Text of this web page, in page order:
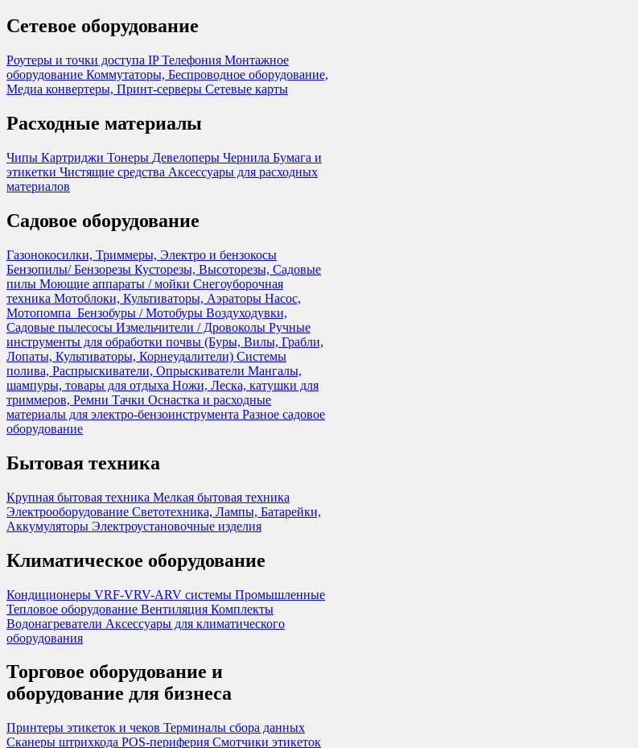
Сетевое оборудование
Роутеры и точки доступа IP Телефония Монтажное
оборудование Коммутаторы, Беспроводное оборудование,
Медиа конвертеры, Принт-серверы Сетевые карты
Расходные материалы
Чипы Картриджи Тонеры Девелоперы Чернила Бумага и
этикетки Чистящие средства Аксессуары для расходных
материалов
Садовое оборудование
Газонокосилки, Триммеры, Электро и бензокосы
Бензопилы/ Бензорезы Кусторезы, Высоторезы, Садовые
пилы Моющие аппараты / мойки Снегоуборочная
техника Мотоблоки, Культиваторы, Аэраторы Насос,
Мотопомпа Бензобуры / Мотобуры Воздуходувки,
Садовые пылесосы Измельчители / Дровоколы Ручные
инструменты для обработки почвы (Буры, Вилы, Грабли,
Лопаты, Культиваторы, Корнеудалители) Системы
полива, Распрыскиватели, Опрыскиватели Мангалы,
шампуры, товары для отдыха Ножи, Леска, катушки для
триммеров, Ремни Тачки Оснастка и расходные
материалы для электро-бензоинструмента Разное садовое
оборудование
Бытовая техника
Крупная бытовая техника Мелкая бытовая техника
Электрооборудование Светотехника, Лампы, Батарейки,
Аккумуляторы Электроустановочные изделия
Климатическое оборудование
Кондиционеры VRF-VRV-ARV системы Промышленные
Тепловое оборудование Вентиляция Комплекты
Водонагреватели Аксессуары для климатического
оборудования
Торговое оборудование и
оборудование для бизнеса
Принтеры этикеток и чеков Терминалы сбора данных
Сканеры штрихкода POS-периферия Смотчики этикеток